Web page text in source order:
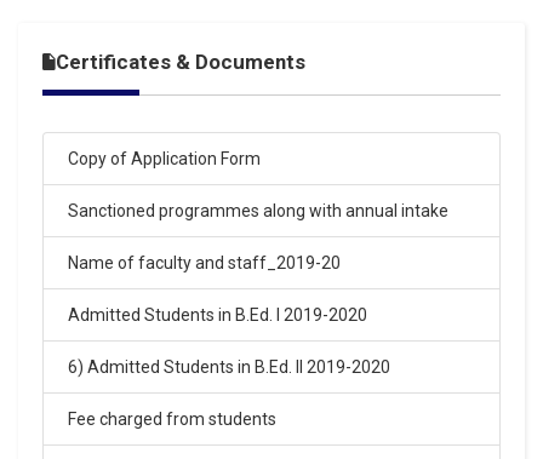
16-Mar-2026
SARASWATI VIDYA MANDIR BALIKA INTER COLLEGE
ARYA NAGAR GORAKHPUR ENTRANCE EXAM RESULT
Click Here
SARASWATI VIDYA MANDIR BALIKA INTER COLLEGE
ARYA NAGAR GORAKHPUR ENTRANCE EXAM RESULT
Certificates & Documents
Copy of Application Form
Sanctioned programmes along with annual intake
Name of faculty and staff_2019-20
Admitted Students in B.Ed. I 2019-2020
6) Admitted Students in B.Ed. II 2019-2020
Fee charged from students